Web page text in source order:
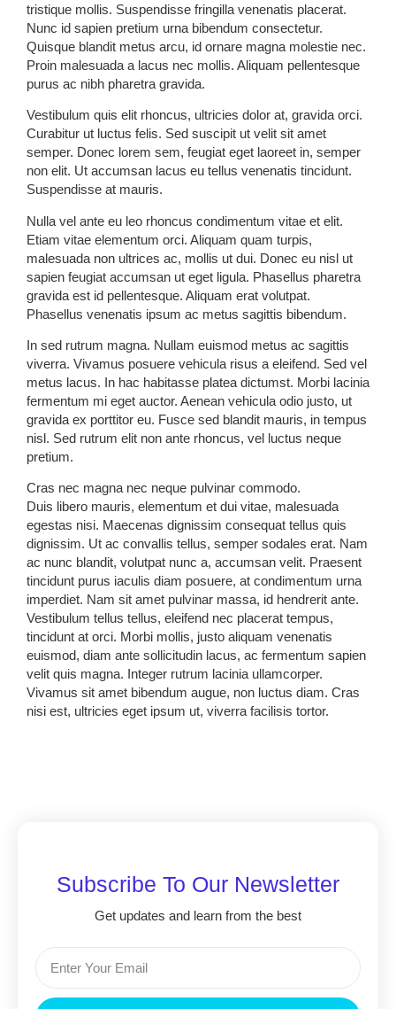
tristique mollis. Suspendisse fringilla venenatis placerat.
Nunc id sapien pretium urna bibendum consectetur.
Quisque blandit metus arcu, id ornare magna molestie nec.
Proin malesuada a lacus nec mollis. Aliquam pellentesque
purus ac nibh pharetra gravida.
Vestibulum quis elit rhoncus, ultricies dolor at, gravida orci.
Curabitur ut luctus felis. Sed suscipit ut velit sit amet
semper. Donec lorem sem, feugiat eget laoreet in, semper
non elit. Ut accumsan lacus eu tellus venenatis tincidunt.
Suspendisse at mauris.
Nulla vel ante eu leo rhoncus condimentum vitae et elit.
Etiam vitae elementum orci. Aliquam quam turpis,
malesuada non ultrices ac, mollis ut dui. Donec eu nisl ut
sapien feugiat accumsan ut eget ligula. Phasellus pharetra
gravida est id pellentesque. Aliquam erat volutpat.
Phasellus venenatis ipsum ac metus sagittis bibendum.
In sed rutrum magna. Nullam euismod metus ac sagittis
viverra. Vivamus posuere vehicula risus a eleifend. Sed vel
metus lacus. In hac habitasse platea dictumst. Morbi lacinia
fermentum mi eget auctor. Aenean vehicula odio justo, ut
gravida ex porttitor eu. Fusce sed blandit mauris, in tempus
nisl. Sed rutrum elit non ante rhoncus, vel luctus neque
pretium.
Cras nec magna nec neque pulvinar commodo.
Duis libero mauris, elementum et dui vitae, malesuada
egestas nisi. Maecenas dignissim consequat tellus quis
dignissim. Ut ac convallis tellus, semper sodales erat. Nam
ac nunc blandit, volutpat nunc a, accumsan velit. Praesent
tincidunt purus iaculis diam posuere, at condimentum urna
imperdiet. Nam sit amet pulvinar massa, id hendrerit ante.
Vestibulum tellus tellus, eleifend nec placerat tempus,
tincidunt at orci. Morbi mollis, justo aliquam venenatis
euismod, diam ante sollicitudin lacus, ac fermentum sapien
velit quis magna. Integer rutrum lacinia ullamcorper.
Vivamus sit amet bibendum augue, non luctus diam. Cras
nisi est, ultricies eget ipsum ut, viverra facilisis tortor.
Subscribe To Our Newsletter
Get updates and learn from the best